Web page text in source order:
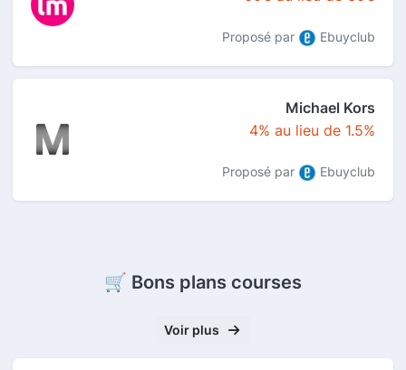
Proposé par Ebuyclub
Michael Kors
4% au lieu de 1.5%
Proposé par Ebuyclub
🛒 Bons plans courses
Voir plus